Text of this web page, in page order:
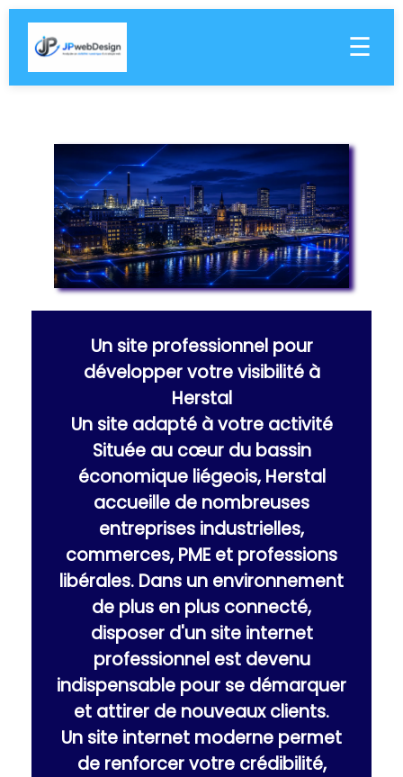
☰
Un site professionnel pour
développer votre visibilité à
Herstal
Un site adapté à votre activité
Située au cœur du bassin
économique liégeois, Herstal
accueille de nombreuses
entreprises industrielles,
commerces, PME et professions
libérales. Dans un environnement
de plus en plus connecté,
disposer d'un site internet
professionnel est devenu
indispensable pour se démarquer
et attirer de nouveaux clients.
Un site internet moderne permet
de renforcer votre crédibilité,